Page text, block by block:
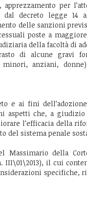
apprezzamento per
decreto legge 14
delle sanzioni
poste a
della facoltà di
di alcune gravi
anziani,
e ai fini
aspetti che, a giudizio
l’efficacia della
del sistema penale
Massimario della
III\01\2013), il cui